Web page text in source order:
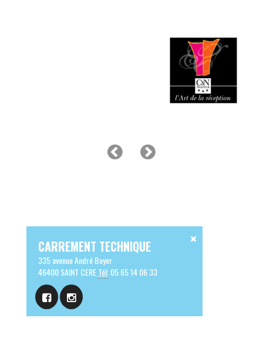
CARREMENT TECHNIQUE
335 avenue André Boyer
46400 SAINT CERETél:05 65 14 06 33